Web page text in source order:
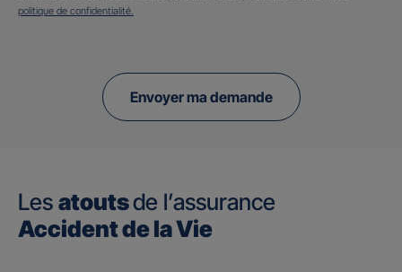
politique de confidentialité.
Envoyer ma demande
Les atoutsde l’assurance
Accident de la Vie